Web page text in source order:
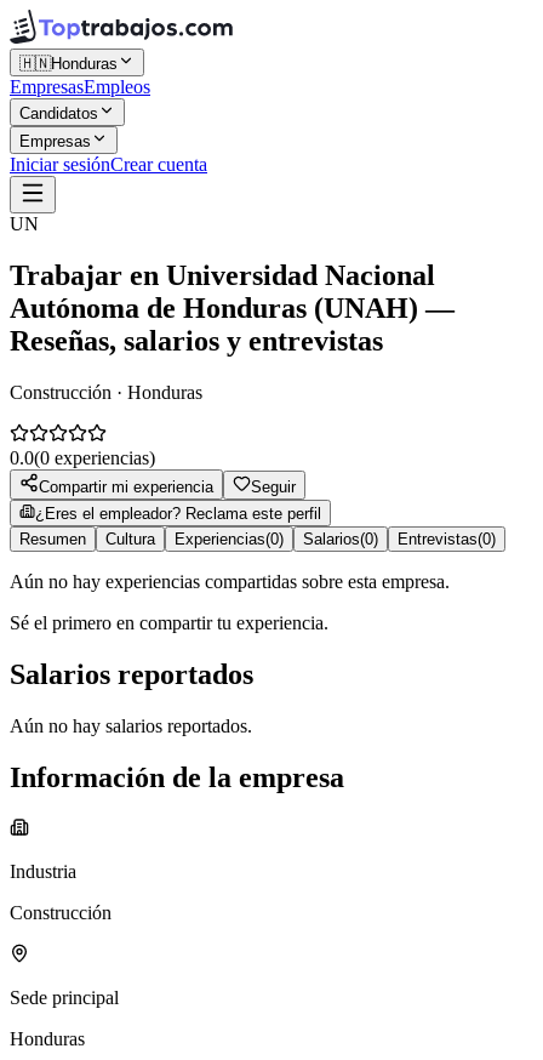
🇭🇳Honduras
EmpresasEmpleos
Candidatos
Empresas
Iniciar sesiónCrear cuenta
UN
Trabajar en Universidad Nacional
Autónoma de Honduras (UNAH) —
Reseñas, salarios y entrevistas
Construcción · Honduras
0.0(0 experiencias)
Compartir mi experiencia
Seguir
¿Eres el empleador? Reclama este perfil
Resumen
Cultura Experiencias(0) Salarios(0) Entrevistas(0)
Aún no hay experiencias compartidas sobre esta empresa.
Sé el primero en compartir tu experiencia.
Salarios reportados
Aún no hay salarios reportados.
Información de la empresa
Industria
Construcción
Sede principal
Honduras